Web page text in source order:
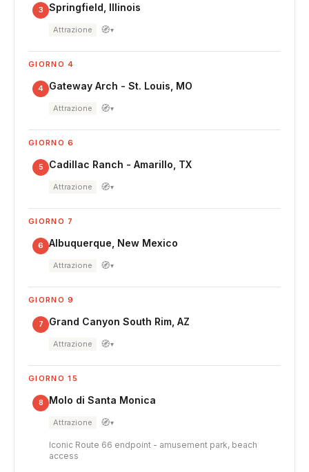
3 Springfield, Illinois
Attrazione 🧭▾
GIORNO 4
4 Gateway Arch - St. Louis, MO
Attrazione 🧭▾
GIORNO 6
5 Cadillac Ranch - Amarillo, TX
Attrazione 🧭▾
GIORNO 7
6 Albuquerque, New Mexico
Attrazione 🧭▾
GIORNO 9
7 Grand Canyon South Rim, AZ
Attrazione 🧭▾
GIORNO 15
8 Molo di Santa Monica
Attrazione 🧭▾
Iconic Route 66 endpoint - amusement park, beach
access